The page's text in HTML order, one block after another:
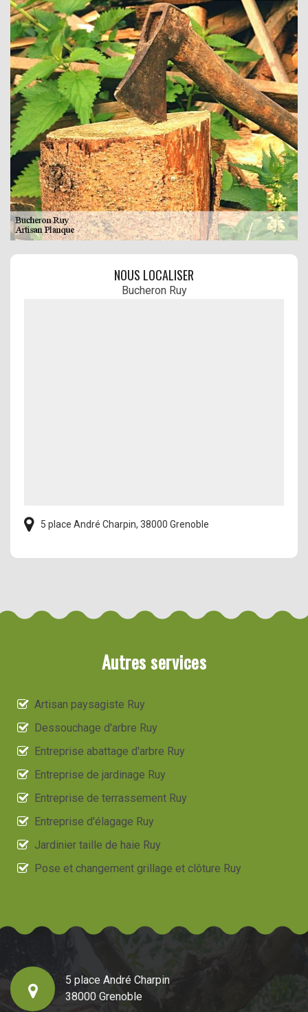
NOUS LOCALISER
Bucheron Ruy
5 place André Charpin, 38000 Grenoble
Autres services
Artisan paysagiste Ruy
Dessouchage d'arbre Ruy
Entreprise abattage d'arbre Ruy
Entreprise de jardinage Ruy
Entreprise de terrassement Ruy
Entreprise d'élagage Ruy
Jardinier taille de haie Ruy
Pose et changement grillage et clôture Ruy
5 place André Charpin
38000 Grenoble